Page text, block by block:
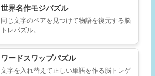
世界名作モジパズル
同じ文字のペアを見つけて物語を復元する脳
トレパズル。
ワードスワップパズル
文字を入れ替えて正しい単語を作る脳トレゲ